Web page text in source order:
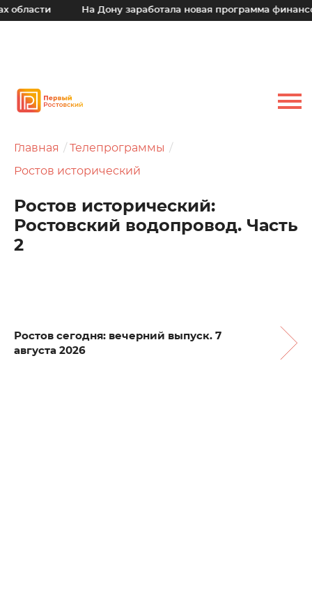
На Дону заработала новая программа финансовой
Главная Телепрограммы
Ростов исторический
Ростов исторический:
Ростовский водопровод. Часть
2
Ростов сегодня: вечерний выпуск. 7
августа 2026